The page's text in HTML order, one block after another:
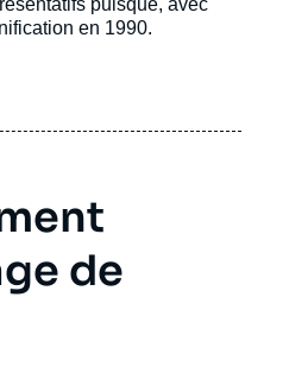
puisque, avec
en 1990.
de